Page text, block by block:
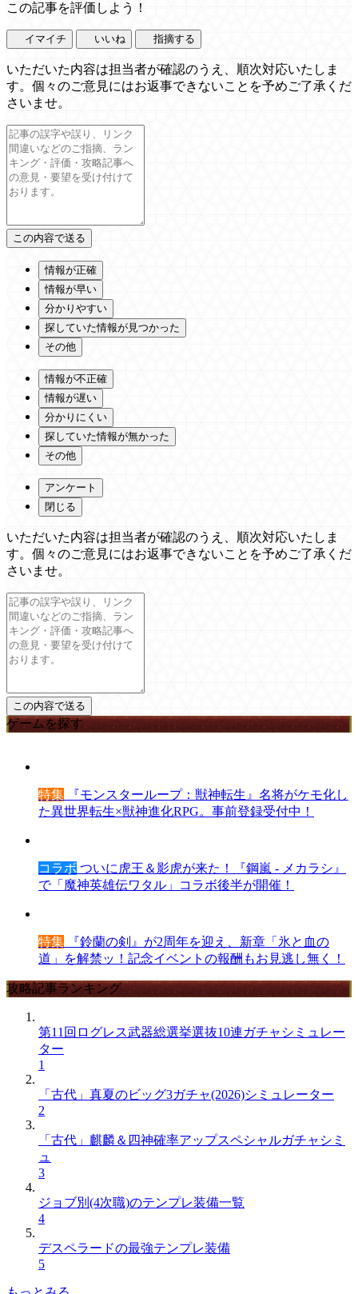
この記事を評価しよう！
イマイチ いいね 指摘する
いただいた内容は担当者が確認のうえ、順次対応いたしま
す。個々のご意見にはお返事できないことを予めご了承くだ
さいませ。
情報が正確
情報が早い
分かりやすい
探していた情報が見つかった
その他
情報が不正確
情報が遅い
分かりにくい
探していた情報が無かった
その他
アンケート
閉じる
いただいた内容は担当者が確認のうえ、順次対応いたしま
す。個々のご意見にはお返事できないことを予めご了承くだ
さいませ。
ゲームを探す
特集 『モンスターループ：獣神転生』名将がケモ化し
た異世界転生×獣神進化RPG。事前登録受付中！
コラボ ついに虎王＆影虎が来た！『鋼嵐 - メカラシ』
で「魔神英雄伝ワタル」コラボ後半が開催！
特集 『鈴蘭の剣』が2周年を迎え、新章「氷と血の
道」を解禁ッ！記念イベントの報酬もお見逃し無く！
攻略記事ランキング
第11回ログレス武器総選挙選抜10連ガチャシミュレー
ター
1
「古代」真夏のビッグ3ガチャ(2026)シミュレーター
2
「古代」麒麟＆四神確率アップスペシャルガチャシミ
ュ
3
ジョブ別(4次職)のテンプレ装備一覧
4
デスペラードの最強テンプレ装備
5